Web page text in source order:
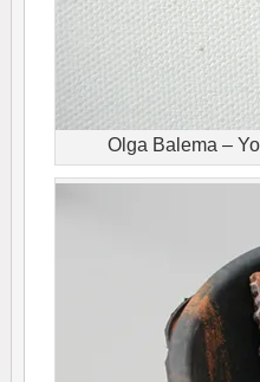
Olga Balema –